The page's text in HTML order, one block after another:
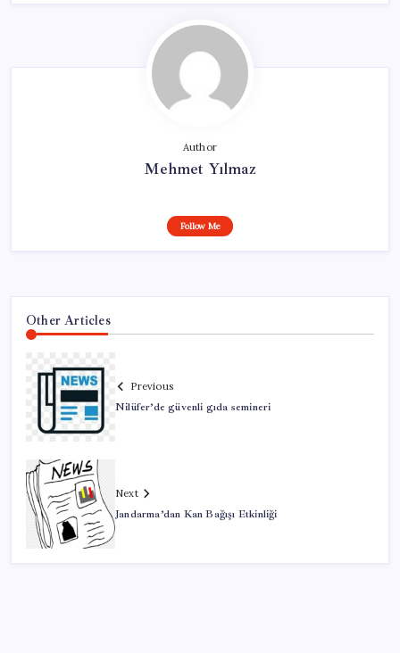
Author
Mehmet Yılmaz
Follow Me
Other Articles
Previous
Nilüfer’de güvenli gıda semineri
Next
Jandarma’dan Kan Bağışı Etkinliği